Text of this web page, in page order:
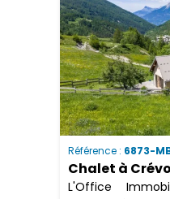
Référence : 6873-
Chalet à
L'Office